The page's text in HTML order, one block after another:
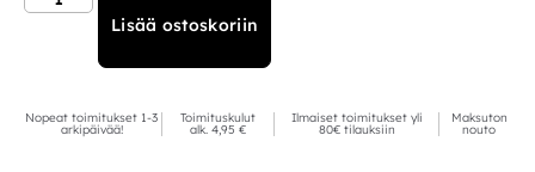
Lisää ostoskoriin
Nopeat toimitukset 1-3
arkipäivää!
Toimituskulut
alk. 4,95 €
Ilmaiset toimitukset yli
80€ tilauksiin
Maksuton
nouto